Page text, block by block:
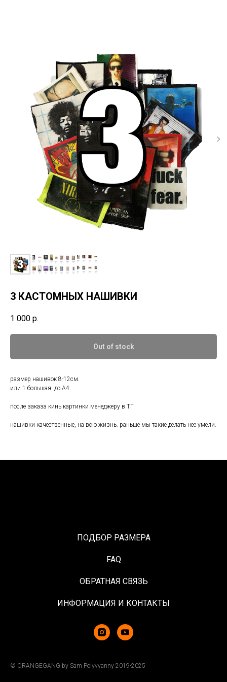
3 КАСТОМНЫХ НАШИВКИ
1 000 р.
Out of stock
размер нашивок 8-12см.
или 1 большая. до А4
после заказа кинь картинки менеджеру в ТГ
нашивки качественные, на всю жизнь. раньше мы такие делать нее умели.
ПОДБОР РАЗМЕРА
FAQ
ОБРАТНАЯ СВЯЗЬ
ИНФОРМАЦИЯ И КОНТАКТЫ
© ORANGEGANG by Sam Polyvyanny 2019-2025